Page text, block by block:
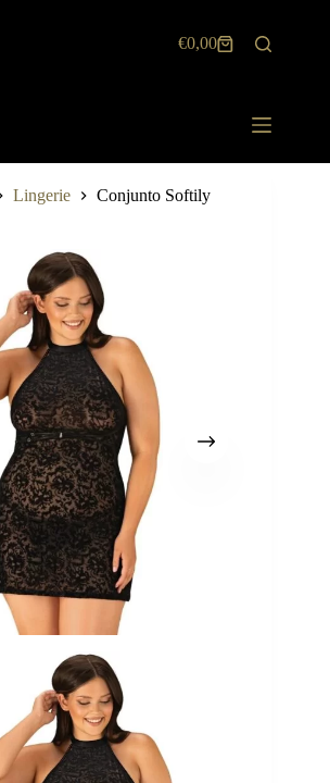
Carrinho
€0,00
Lingerie Conjunto Softily